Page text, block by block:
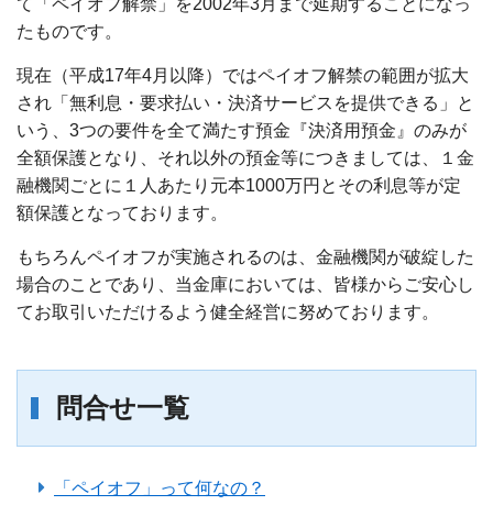
各種手数料
て「ペイオフ解禁」を2002年3月まで延期することになっ
たものです。
現在（平成17年4月以降）ではペイオフ解禁の範囲が拡大
され「無利息・要求払い・決済サービスを提供できる」と
いう、3つの要件を全て満たす預金『決済用預金』のみが
全額保護となり、それ以外の預金等につきましては、１金
融機関ごとに１人あたり元本1000万円とその利息等が定
額保護となっております。
もちろんペイオフが実施されるのは、金融機関が破綻した
場合のことであり、当金庫においては、皆様からご安心し
てお取引いただけるよう健全経営に努めております。
問合せ一覧
「ペイオフ」って何なの？